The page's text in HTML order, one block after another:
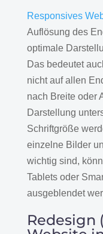
Responsives
Auflösung des
optimale
Das bedeutet
nicht auf allen
nach Breite oder
Darstellung
Schriftgröße
einzelne Bilder
wichtig sind,
Tablets oder
ausgeblendet
Redesign